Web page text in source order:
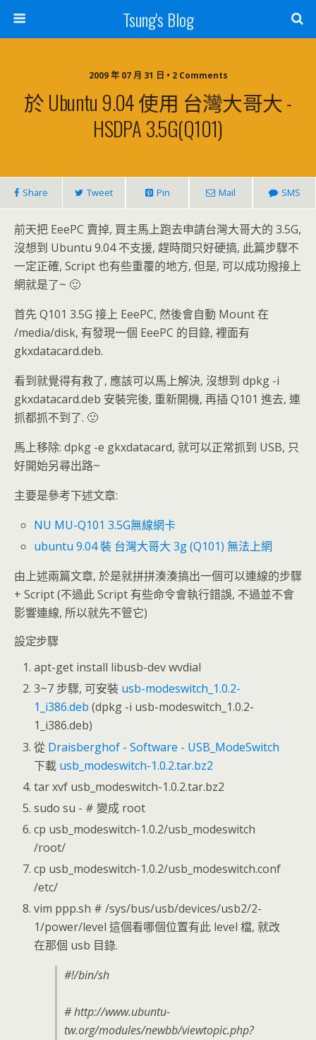
Tsung's Blog
2009 年 07 月 31 日 • 2 Comments
於 Ubuntu 9.04 使用 台灣大哥大 -
HSDPA 3.5G(Q101)
Share Tweet Pin Mail SMS
前天把 EeePC 賣掉, 買主馬上跑去申請台灣大哥大的 3.5G,
沒想到 Ubuntu 9.04 不支援, 趕時間只好硬搞, 此篇步驟不
一定正確, Script 也有些重覆的地方, 但是, 可以成功撥接上
網就是了~ 🙂
首先 Q101 3.5G 接上 EeePC, 然後會自動 Mount 在
/media/disk, 有發現一個 EeePC 的目錄, 裡面有
gkxdatacard.deb.
看到就覺得有救了, 應該可以馬上解決, 沒想到 dpkg -i
gkxdatacard.deb 安裝完後, 重新開機, 再插 Q101 進去, 連
抓都抓不到了. 🙁
馬上移除: dpkg -e gkxdatacard, 就可以正常抓到 USB, 只
好開始另尋出路~
主要是參考下述文章:
NU MU-Q101 3.5G無線網卡
ubuntu 9.04 裝 台灣大哥大 3g (Q101) 無法上網
由上述兩篇文章, 於是就拼拼湊湊搞出一個可以連線的步驟
+ Script (不過此 Script 有些命令會執行錯誤, 不過並不會
影響連線, 所以就先不管它)
設定步驟
apt-get install libusb-dev wvdial
3~7 步驟, 可安裝 usb-modeswitch_1.0.2-
1_i386.deb (dpkg -i usb-modeswitch_1.0.2-
1_i386.deb)
從 Draisberghof - Software - USB_ModeSwitch
下載 usb_modeswitch-1.0.2.tar.bz2
tar xvf usb_modeswitch-1.0.2.tar.bz2
sudo su - # 變成 root
cp usb_modeswitch-1.0.2/usb_modeswitch
/root/
cp usb_modeswitch-1.0.2/usb_modeswitch.conf
/etc/
vim ppp.sh # /sys/bus/usb/devices/usb2/2-
1/power/level 這個看哪個位置有此 level 檔, 就改
在那個 usb 目錄.
#!/bin/sh
# http://www.ubuntu-
tw.org/modules/newbb/viewtopic.php?